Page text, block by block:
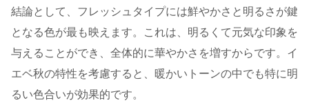
結論として、フレッシュタイプには鮮やかさと明るさが鍵
となる色が最も映えます。これは、明るくて元気な印象を
与えることができ、全体的に華やかさを増すからです。イ
エベ秋の特性を考慮すると、暖かいトーンの中でも特に明
るい色合いが効果的です。